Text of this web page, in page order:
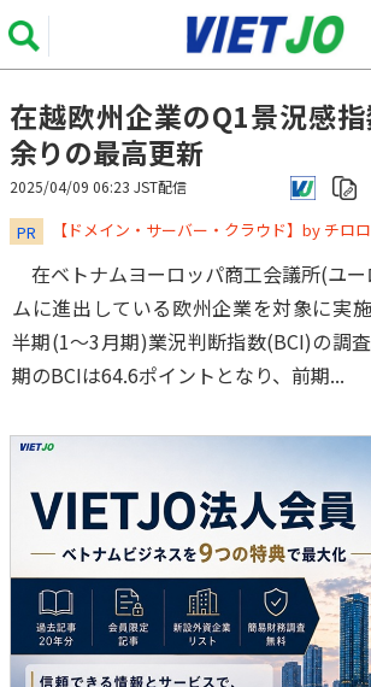
在越欧州企業のQ1景況感
余りの最高更新
2025/04/09 06:23 JST配信
PR 【ドメイン・サーバー・クラウド】by チロ
在ベトナムヨーロッパ商工会議所(ユ
ムに進出している欧州企業を対象に実
半期(1～3月期)業況判断指数(BCI)の調
期のBCIは64.6ポイントとなり、前期...